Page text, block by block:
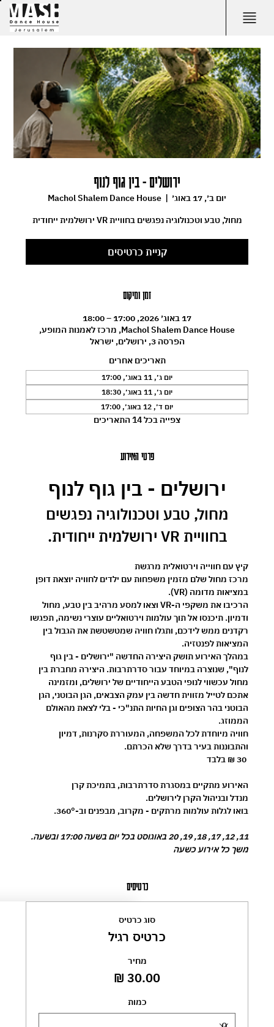
ירושלים - בין גוף לנוף
יום ב׳, 17 באוג׳
  |
Machol Shalem Dance House
מחול, טבע וטכנולוגיה נפגשים בחוויית VR ירושלמית ייחודית
קניית כרטיסים
זמן ומיקום
17 באוג׳ 2026, 17:00 – 18:00
Machol Shalem Dance House, מרכז לאמנות המופע,
הפרסה 3, ירושלים, ישראל
תאריכים אחרים
יום ג׳, 11 באוג׳, 17:00
יום ג׳, 11 באוג׳, 18:30
יום ד׳, 12 באוג׳, 17:00
צפייה בכל 14 התאריכים
פרטי האירוע
ירושלים - בין גוף לנוף
מחול, טבע וטכנולוגיה נפגשים
בחוויית VR ירושלמית ייחודית.
קיץ עם חווייה וירטואלית מרגשת
מרכז מחול שלם מזמין משפחות עם ילדים לחוויה יוצאת דופן
במציאות מדומה (VR).
הרכיבו את משקפי ה-VR וצאו למסע מרהיב בין טבע, מחול
ודמיון. תיכנסו אל תוך עולמות וירטואליים עוצרי נשימה, תפגשו
רקדנים ממש לידכם, ותגלו חוויה שמטשטשת את הגבול בין
המציאות לפנטזיה.
במהלך האירוע תושק היצירה החדשה "ירושלים - בין גוף
לנוף", שנוצרה במיוחד עבור סדרתרבות. היצירה מחברת בין
מחול עכשווי לנופי הטבע הייחודיים של ירושלים, ומזמינה
אתכם לטייל מזווית חדשה בין עמק הצבאים, הגן הבוטני, הגן
הבוטני בהר הצופים וגן החיות התנ"כי - בלי לצאת מהאולם
הממוזג.
חוויה מיוחדת לכל המשפחה, המעוררת סקרנות, דמיון
והתבוננות בעיר בדרך שלא הכרתם.
30 ₪ בלבד
האירוע מתקיים במסגרת סדרתרבות, בתמיכת קרן
מנדל ובניהול הקרן לירושלים.
בואו לגלות עולמות מרתקים - מקרוב, מבפנים וב-360°.
11, 12, 17, 18, 19, 20 באוגוסט בכל יום בשעה 17:00 ובשעה.
משך כל אירוע כשעה
כרטיסים
סוג כרטיס
כרטיס רגיל
מחיר
כמות